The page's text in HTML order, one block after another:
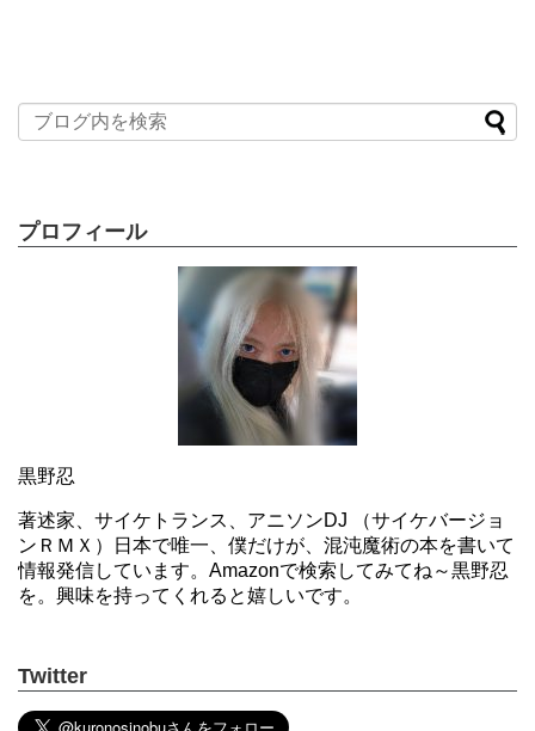
プロフィール
黒野忍
著述家、サイケトランス、アニソンDJ （サイケバージョ
ンＲＭＸ）日本で唯一、僕だけが、混沌魔術の本を書いて
情報発信しています。Amazonで検索してみてね～黒野忍
を。興味を持ってくれると嬉しいです。
Twitter